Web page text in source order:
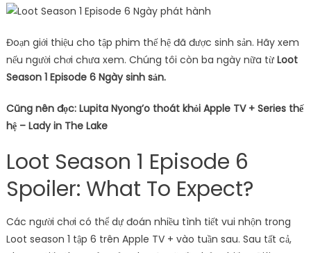
Đoạn giới thiệu cho tập phim thế hệ đã được sinh sản. Hãy xem
nếu người chơi chưa xem. Chúng tôi còn ba ngày nữa từ Loot
Season 1 Episode 6 Ngày sinh sản.
Cũng nên đọc: Lupita Nyong’o thoát khỏi Apple TV + Series thế
hệ – Lady in The Lake
Loot Season 1 Episode 6
Spoiler: What To Expect?
Các người chơi có thể dự đoán nhiều tình tiết vui nhộn trong
Loot season 1 tập 6 trên Apple TV + vào tuần sau. Sau tất cả,